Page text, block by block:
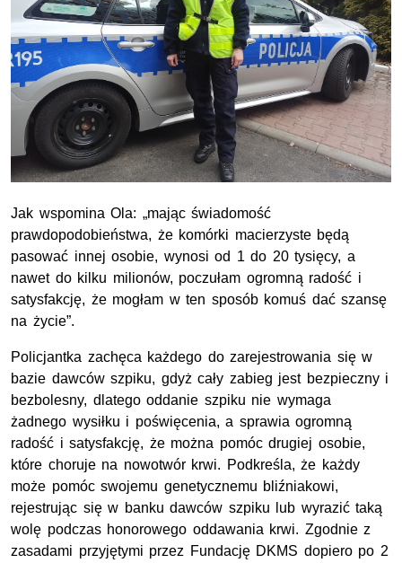
Jak wspomina Ola: „mając świadomość
prawdopodobieństwa, że komórki macierzyste będą
pasować innej osobie, wynosi od 1 do 20 tysięcy, a
nawet do kilku milionów, poczułam ogromną radość i
satysfakcję, że mogłam w ten sposób komuś dać szansę
na życie”.
Policjantka zachęca każdego do zarejestrowania się w
bazie dawców szpiku, gdyż cały zabieg jest bezpieczny i
bezbolesny, dlatego oddanie szpiku nie wymaga
żadnego wysiłku i poświęcenia, a sprawia ogromną
radość i satysfakcję, że można pomóc drugiej osobie,
które choruje na nowotwór krwi. Podkreśla, że każdy
może pomóc swojemu genetycznemu bliźniakowi,
rejestrując się w banku dawców szpiku lub wyrazić taką
wolę podczas honorowego oddawania krwi. Zgodnie z
zasadami przyjętymi przez Fundację DKMS dopiero po 2